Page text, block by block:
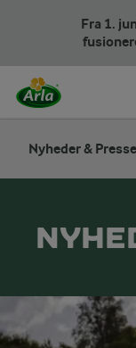
Fra 1.
Nyheder & Presse